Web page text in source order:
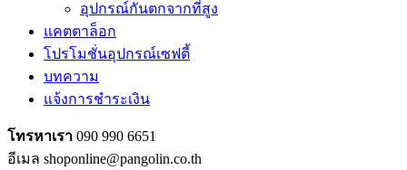
อุปกรณ์กันตกจากที่สูง
แคตตาล็อก
โปรโมชั่นอุปกรณ์เซฟตี้
บทความ
แจ้งการชำระเงิน
โทรหาเรา 090 990 6651
อีเมล shoponline@pangolin.co.th